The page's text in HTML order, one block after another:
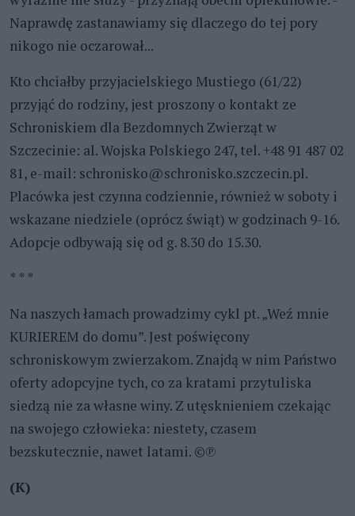
Naprawdę zastanawiamy się dlaczego do tej pory
nikogo nie oczarował...
Kto chciałby przyjacielskiego Mustiego (61/22)
przyjąć do rodziny, jest proszony o kontakt ze
Schroniskiem dla Bezdomnych Zwierząt w
Szczecinie: al. Wojska Polskiego 247, tel. +48 91 487 02
81, e-mail: schronisko@schronisko.szczecin.pl.
Placówka jest czynna codziennie, również w soboty i
wskazane niedziele (oprócz świąt) w godzinach 9-16.
Adopcje odbywają się od g. 8.30 do 15.30.
* * *
Na naszych łamach prowadzimy cykl pt. „Weź mnie
KURIEREM do domu”. Jest poświęcony
schroniskowym zwierzakom. Znajdą w nim Państwo
oferty adopcyjne tych, co za kratami przytuliska
siedzą nie za własne winy. Z utęsknieniem czekając
na swojego człowieka: niestety, czasem
bezskutecznie, nawet latami. ©℗
(K)